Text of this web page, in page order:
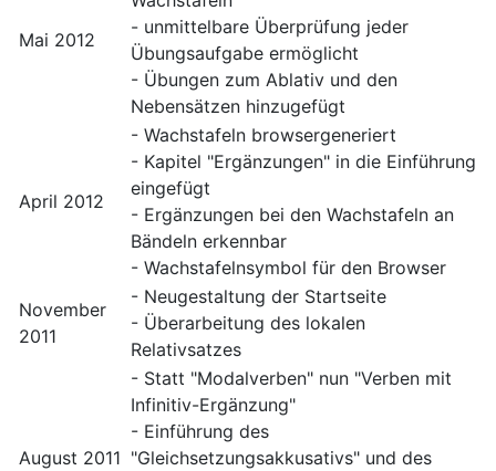
Mai 2012
- unmittelbare Überprüfung jeder
Übungsaufgabe ermöglicht
- Übungen zum Ablativ und den
Nebensätzen hinzugefügt
April 2012
- Wachstafeln browsergeneriert
- Kapitel "Ergänzungen" in die Einführung
eingefügt
- Ergänzungen bei den Wachstafeln an
Bändeln erkennbar
- Wachstafelnsymbol für den Browser
November
2011
- Neugestaltung der Startseite
- Überarbeitung des lokalen
Relativsatzes
August 2011
- Statt "Modalverben" nun "Verben mit
Infinitiv-Ergänzung"
- Einführung des
"Gleichsetzungsakkusativs" und des